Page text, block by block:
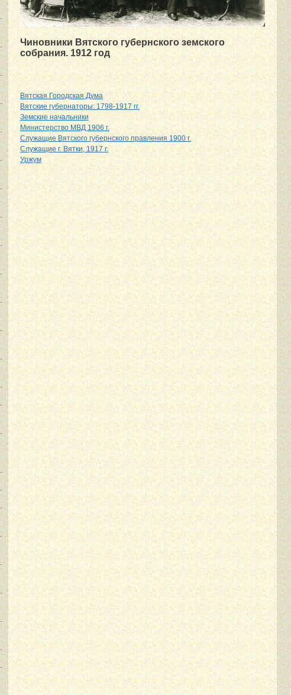
Чиновники Вятского губернского земского
собрания. 1912 год
Вятская Городская Дума
Вятские губернаторы: 1798-1917 гг.
Земские начальники
Министерство МВД 1906 г.
Служащие Вятского губернского правления 1900 г.
Служащие г. Вятки, 1917 г.
Уржум